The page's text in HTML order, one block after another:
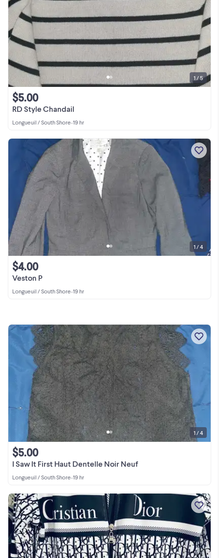
RD Style Chandail
$5.00
Longueuil / South Shore•19 hr
1 / 5
Veston P
$4.00
Longueuil / South Shore•19 hr
1 / 4
I Saw It First Haut Dentelle Noir Neuf
$5.00
Longueuil / South Shore•19 hr
1 / 4